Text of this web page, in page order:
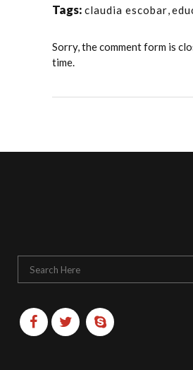
Tags: claudia escobar,
Sorry, the comment form is
time.